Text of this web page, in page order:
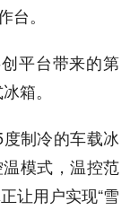
。
平台带来的第
箱。
制冷的车载冰
模式，温控范
让用户实现“雪